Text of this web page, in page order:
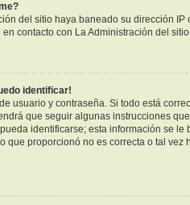
del sitio haya baneado su dirección
contacto con La Administración del
identificar!
usuario y contraseña. Si todo está
que seguir algunas instrucciones
identificarse; esta información se
que proporcionó no es correcta o tal